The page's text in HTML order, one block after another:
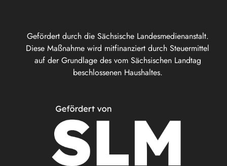
Gefördert durch die Sächsische Landesmedienanstalt.
Diese Maßnahme wird mitfinanziert durch Steuermittel
auf der Grundlage des vom Sächsischen Landtag
beschlossenen Haushaltes.